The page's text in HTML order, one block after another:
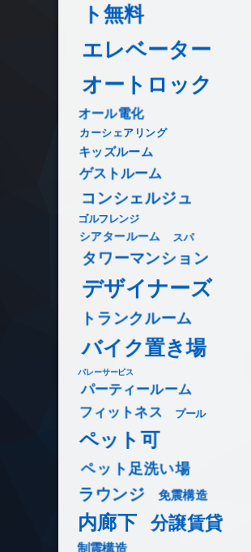
ト無料
エレベーター
オートロック
オール電化
カーシェアリング
キッズルーム
ゲストルーム
コンシェルジュ
ゴルフレンジ
シアタールーム スパ
タワーマンション
デザイナーズ
トランクルーム
バイク置き場
バレーサービス
パーティールーム
フィットネス プール
ペット可
ペット足洗い場
ラウンジ 免震構造
内廊下 分譲賃貸
制震構造